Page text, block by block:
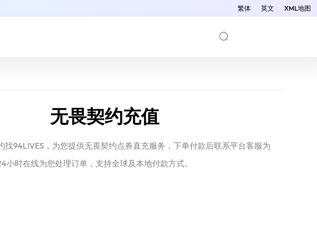
繁体 英文 XML地图
无畏契约充值
找94LIVES，为您提供无畏契约点券直充服务，下单付款后联系平台客服为
小时在线为您处理订单，支持全球及本地付款方式。